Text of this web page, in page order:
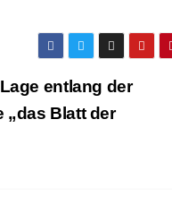
entlang der
„das Blatt der